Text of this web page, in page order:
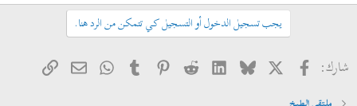
يجب تسجيل الدخول أو التسجيل كي تتمكن من الرد هنا.
شارك: فيسبوك
X
Bluesky
LinkedIn
Reddit
Pinterest
Tumblr
WhatsApp
البريدالرابط